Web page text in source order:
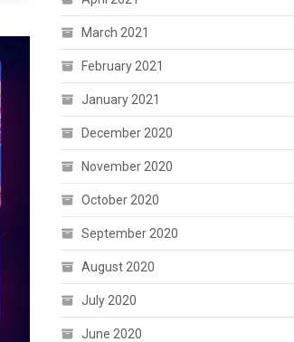
March 2021
February 2021
January 2021
December 2020
November 2020
October 2020
September 2020
August 2020
July 2020
June 2020